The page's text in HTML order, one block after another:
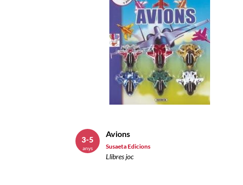
Avions
Susaeta Edicions
Llibres joc
3-5
anys